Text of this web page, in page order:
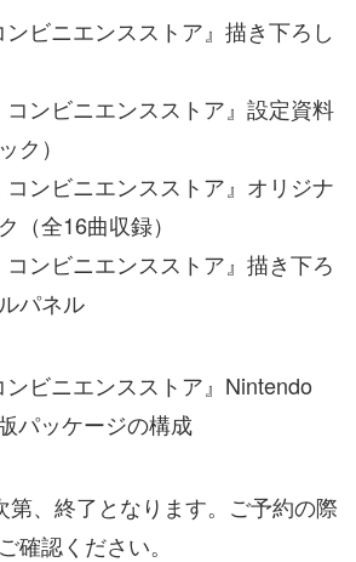
ンビニエンスストア』描き下ろし
コンビニエンスストア』設定資料
ク）
コンビニエンスストア』オリジナ
（全16曲収録）
コンビニエンスストア』描き下ろ
パネル
ンビニエンスストア』Nintendo
パッケージの構成
第、終了となります。ご予約の際
確認ください。